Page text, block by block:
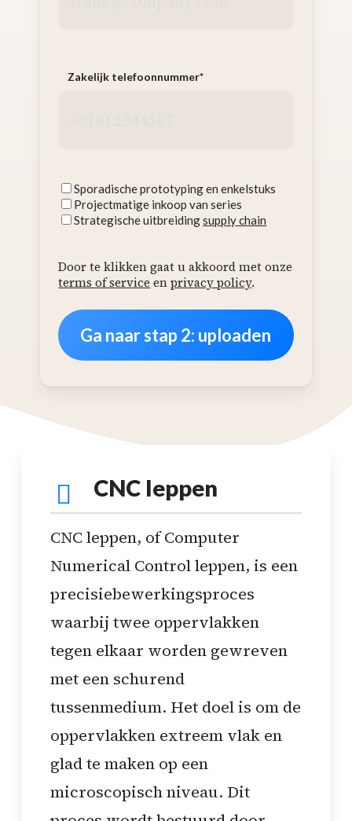
Zakelijk telefoonnummer*
Interesses
Sporadische prototyping en enkelstuks
Projectmatige inkoop van series
Strategische uitbreidingsupply chain
Door te klikken gaat u akkoord met onze
terms of service enprivacy policy.
CNC leppen
CNC leppen, of Computer
Numerical Control leppen, is een
precisiebewerkingsproces
waarbij twee oppervlakken
tegen elkaar worden gewreven
met een schurend
tussenmedium. Het doel is om de
oppervlakken extreem vlak en
glad te maken op een
microscopisch niveau. Dit